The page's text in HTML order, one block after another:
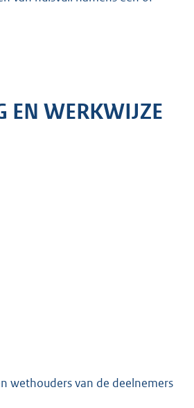
EN WERKWIJZE
wethouders van de deelnemers